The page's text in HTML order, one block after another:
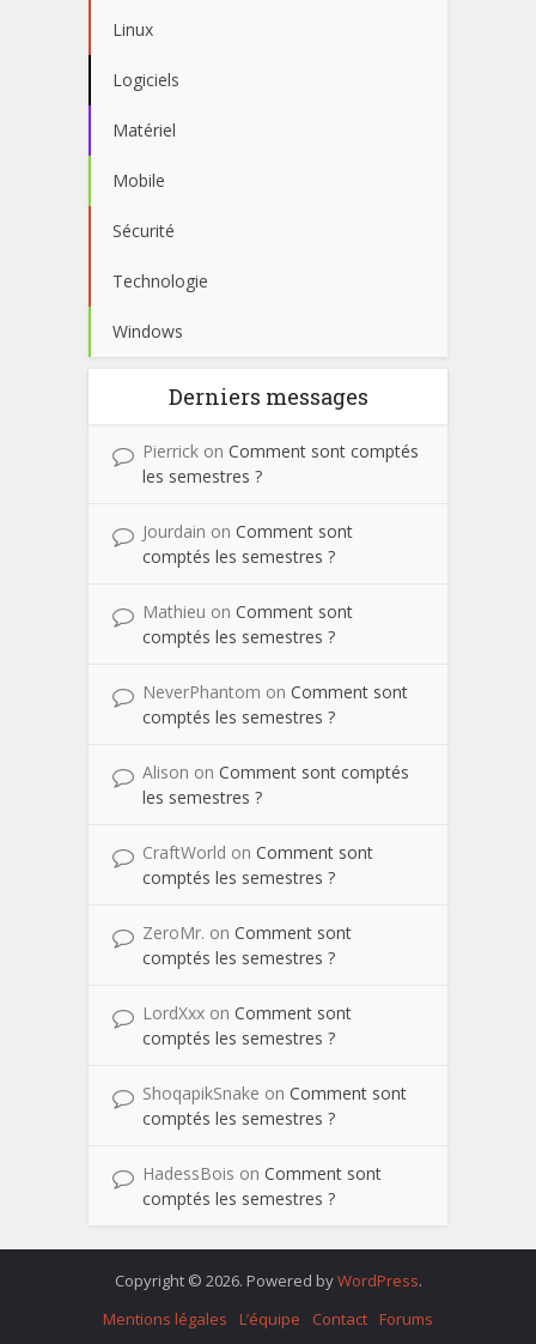
Linux
Logiciels
Matériel
Mobile
Sécurité
Technologie
Windows
Derniers messages
Pierrick on Comment sont comptés
les semestres ?
Jourdain on Comment sont
comptés les semestres ?
Mathieu on Comment sont
comptés les semestres ?
NeverPhantom on Comment sont
comptés les semestres ?
Alison on Comment sont comptés
les semestres ?
CraftWorld on Comment sont
comptés les semestres ?
ZeroMr. on Comment sont
comptés les semestres ?
LordXxx on Comment sont
comptés les semestres ?
ShoqapikSnake on Comment sont
comptés les semestres ?
HadessBois on Comment sont
comptés les semestres ?
Copyright © 2026. Powered byWordPress.
Mentions légales
L’équipe Contact Forums